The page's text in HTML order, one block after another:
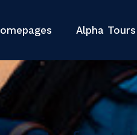
Alpha Tours